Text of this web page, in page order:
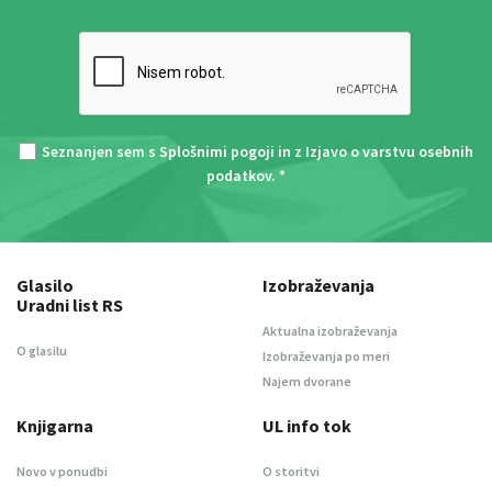
Seznanjen sem s Splošnimi pogoji in z Izjavo o varstvu osebnih
podatkov. *
Glasilo
Uradni list RS
O glasilu
Izobraževanja
Aktualna izobraževanja
Izobraževanja po meri
Najem dvorane
Knjigarna
Novo v ponudbi
UL info tok
O storitvi